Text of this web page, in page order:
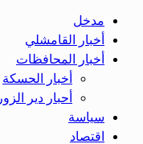
مدخل
أخبار القامشلي
أخبار المحافظات
أخبار الحسكة
أحبار دير الزور
سياسة
اقتصاد